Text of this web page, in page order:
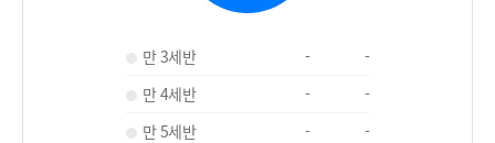
만 3세반 -
-
만 4세반
-
-
만 5세반
-
-